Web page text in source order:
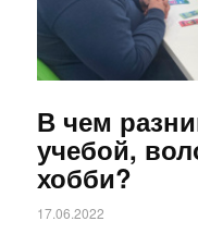
В чем
учебой,
хобби?
17.06.2022